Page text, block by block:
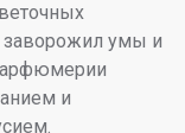
умы и
и